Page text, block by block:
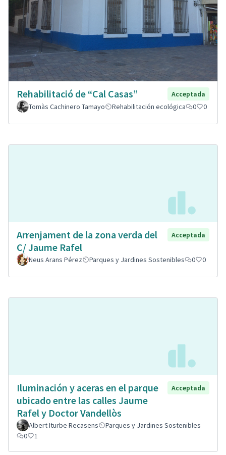
Rehabilitació de “Cal Casas”
Acceptada
Tomàs Cachinero Tamayo
Rehabilitación ecológica 0 0
Arrenjament de la zona verda del
C/ Jaume Rafel
Acceptada
Neus Arans Pérez Parques y Jardines Sostenibles 0 0
Iluminación y aceras en el parque
ubicado entre las calles Jaume
Rafel y Doctor Vandellòs
Acceptada
Albert Iturbe Recasens
Parques y Jardines Sostenibles
0
1